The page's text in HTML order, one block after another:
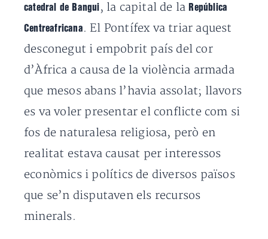
catedral de Bangui , la capital de laRepública
Centreafricana . El Pontífex va triar aquest
desconegut i empobrit país del cor
d’Àfrica a causa de la violència armada
que mesos abans l’havia assolat; llavors
es va voler presentar el conflicte com si
fos de naturalesa religiosa, però en
realitat estava causat per interessos
econòmics i polítics de diversos països
que se’n disputaven els recursos
minerals.